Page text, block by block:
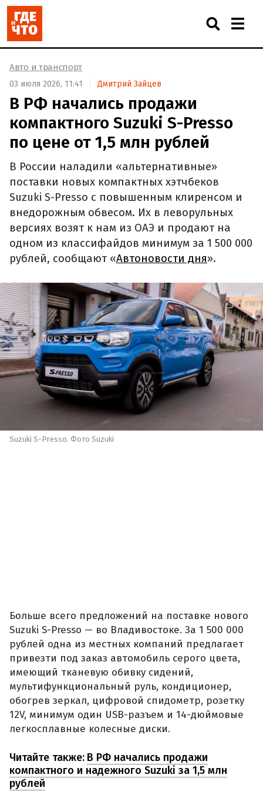
Авто и транспорт
03 июля 2026, 11:41 Дмитрий Зайцев
В РФ начались продажи
компактного Suzuki S-Presso
по цене от 1,5 млн рублей
В России наладили «альтернативные»
поставки новых компактных хэтчбеков
Suzuki S-Presso с повышенным клиренсом и
внедорожным обвесом. Их в леворульных
версиях возят к нам из ОАЭ и продают на
одном из классифайдов минимум за 1 500 000
рублей, сообщают «Автоновости дня».
Suzuki S-Presso. Фото Suzuki
Больше всего предложений на поставке нового
Suzuki S-Presso — во Владивостоке. За 1 500 000
рублей одна из местных компаний предлагает
привезти под заказ автомобиль серого цвета,
имеющий тканевую обивку сидений,
мультифункциональный руль, кондиционер,
обогрев зеркал, цифровой спидометр, розетку
12V, минимум один USB-разъем и 14-дюймовые
легкосплавные колесные диски.
Читайте также: В РФ начались продажи
компактного и надежного Suzuki за 1,5 млн
рублей